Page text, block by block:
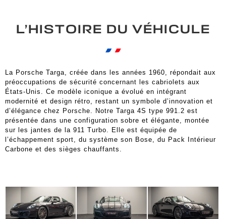
L’HISTOIRE DU VÉHICULE
La Porsche Targa, créée dans les années 1960, répondait aux
préoccupations de sécurité concernant les cabriolets aux
États-Unis. Ce modèle iconique a évolué en intégrant
modernité et design rétro, restant un symbole d’innovation et
d’élégance chez Porsche. Notre Targa 4S type 991.2 est
présentée dans une configuration sobre et élégante, montée
sur les jantes de la 911 Turbo. Elle est équipée de
l’échappement sport, du système son Bose, du Pack Intérieur
Carbone et des sièges chauffants.